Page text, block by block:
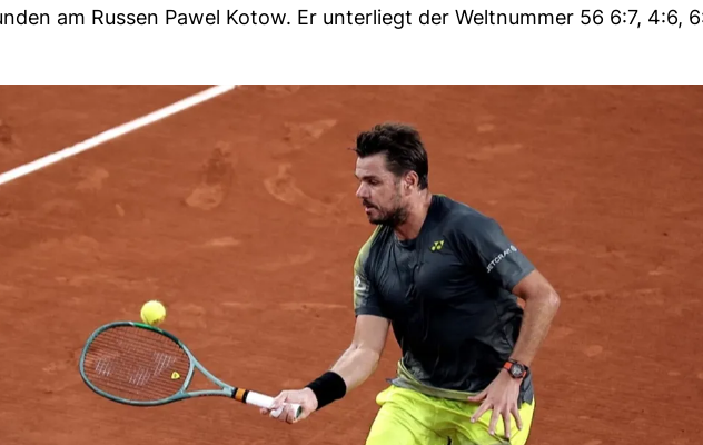
am Russen Pawel Kotow. Er unterliegt der Weltnummer 56 6:7, 4:6,